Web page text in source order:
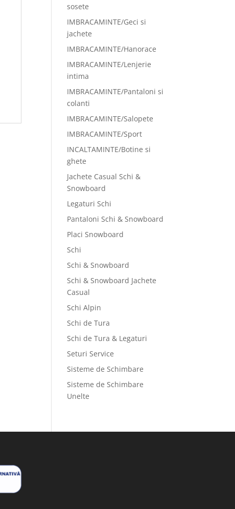
sosete
IMBRACAMINTE/Geci si
jachete
IMBRACAMINTE/Hanorace
IMBRACAMINTE/Lenjerie
intima
IMBRACAMINTE/Pantaloni si
colanti
IMBRACAMINTE/Salopete
IMBRACAMINTE/Sport
INCALTAMINTE/Botine si
ghete
Jachete Casual Schi &
Snowboard
Legaturi Schi
Pantaloni Schi & Snowboard
Placi Snowboard
Schi
Schi & Snowboard
Schi & Snowboard Jachete
Casual
Schi Alpin
Schi de Tura
Schi de Tura & Legaturi
Seturi Service
Sisteme de Schimbare
Sisteme de Schimbare
Unelte